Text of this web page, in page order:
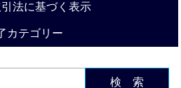
法に基づく表示
カテゴリー
検 索